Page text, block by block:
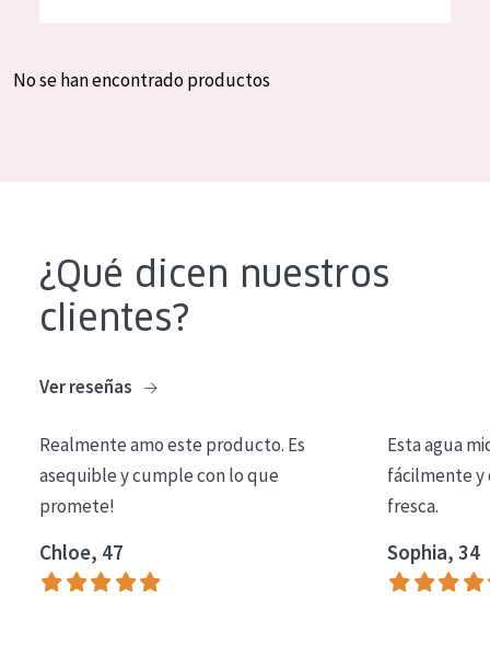
Crema de día
Crema de noche
Limpieza
COLECCIÓN
Essentials
Lift+
Spanish
No se han encontrado productos
¿Qué dicen nuestros
clientes?
Ver reseñas
Realmente amo este producto. Es
asequible y cumple con lo que
promete!
Chloe, 47
Esta agua
fácilmente y
fresca.
Sophia, 34